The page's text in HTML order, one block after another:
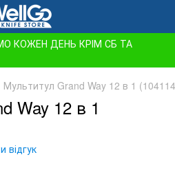
КОЖЕН ДЕНЬ КРІМ СБ ТА
Мультитул Grand Way 12 в 1
Way 12 в 1
відгук